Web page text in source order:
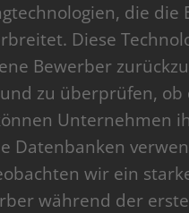
die die
Diese
Bewerber
zu überprüfen,
Unternehmen
Datenbanken
wir ein
während der